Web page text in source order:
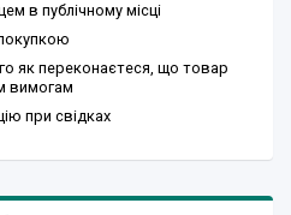
в публічному місці
як переконаєтеся, що товар
вимогам
при свідках